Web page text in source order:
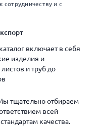
и с
включает в себя
изделия и
и труб до
тщательно отбираем
всей
качества.